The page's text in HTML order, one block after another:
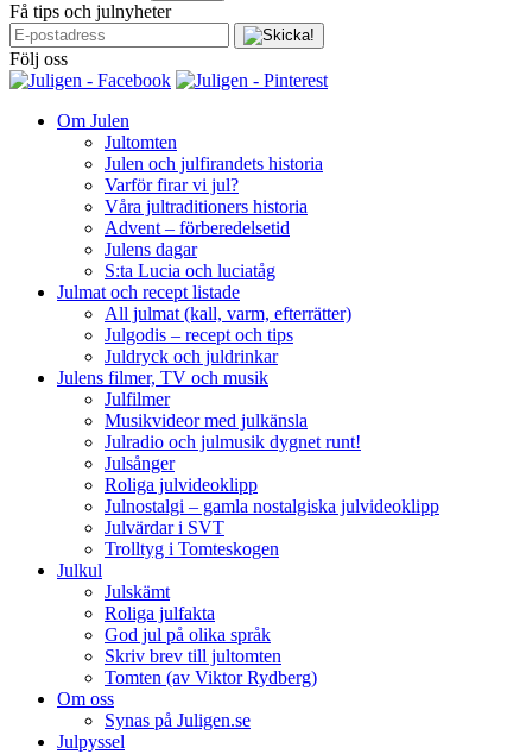
Få tips och julnyheter
Följ oss
Om Julen
Jultomten
Julen och julfirandets historia
Varför firar vi jul?
Våra jultraditioners historia
Advent – förberedelsetid
Julens dagar
S:ta Lucia och luciatåg
Julmat och recept listade
All julmat (kall, varm, efterrätter)
Julgodis – recept och tips
Juldryck och juldrinkar
Julens filmer, TV och musik
Julfilmer
Musikvideor med julkänsla
Julradio och julmusik dygnet runt!
Julsånger
Roliga julvideoklipp
Julnostalgi – gamla nostalgiska julvideoklipp
Julvärdar i SVT
Trolltyg i Tomteskogen
Julkul
Julskämt
Roliga julfakta
God jul på olika språk
Skriv brev till jultomten
Tomten (av Viktor Rydberg)
Om oss
Synas på Juligen.se
Julpyssel